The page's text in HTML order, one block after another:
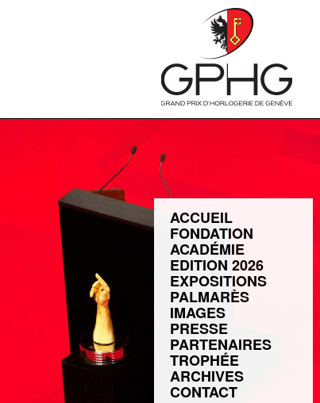
ACCUEIL
FONDATION
ACADÉMIE
EDITION 2026
EXPOSITIONS
PALMARÈS
IMAGES
PRESSE
PARTENAIRES
TROPHÉE
ARCHIVES
CONTACT